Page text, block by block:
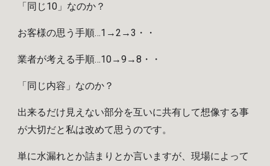
「同じ10」なのか？
お客様の思う手順…1→2→3・・
業者が考える手順…10→9→8・・
「同じ内容」なのか？
出来るだけ見えない部分を互いに共有して想像する事
が大切だと私は改めて思うのです。
単に水漏れとか詰まり とか言いますが、現場によって